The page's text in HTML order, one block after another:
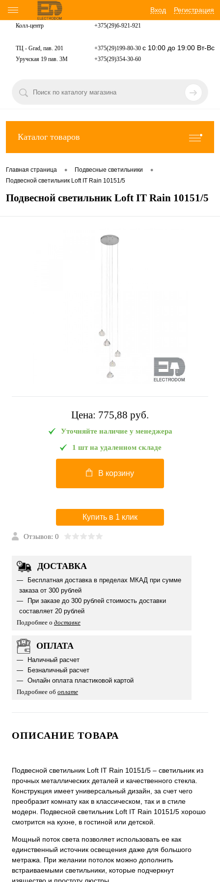
Вход Регистрация
Колл-центр +375(29)6-921-921
ТЦ - Grad, пав. 201 +375(29)199-80-30 с 10:00 до 19:00 Вт-Вс
Уручская 19 пав. 3М +375(29)354-30-60
Каталог товаров
Главная страница • Подвесные светильники •
Подвесной светильник Loft IT Rain 10151/5
Подвесной светильник Loft IT Rain 10151/5
Цена: 775,88 pуб.
Уточняйте наличие у менеджера
1 шт на удаленном складе
В корзину
Купить в 1 клик
Отзывов: 0
ДОСТАВКА
Бесплатная доставка в пределах МКАД при сумме
заказа от 300 рублей
При заказе до 300 рублей стоимость доставки
составляет 20 рублей
Подробнее о доставке
ОПЛАТА
Наличный расчет
Безналичный расчет
Онлайн оплата пластиковой картой
Подробнее об оплате
ОПИСАНИЕ ТОВАРА
Подвесной светильник Loft IT Rain 10151/5 – светильник из
прочных металлических деталей и качественного стекла.
Конструкция имеет универсальный дизайн, за счет чего
преобразит комнату как в классическом, так и в стиле
модерн. Подвесной светильник Loft IT Rain 10151/5 хорошо
смотрится на кухне, в гостиной или детской.
Мощный поток света позволяет использовать ее как
единственный источник освещения даже для большого
метража. При желании потолок можно дополнить
встраиваемыми светильники, которые подчеркнут